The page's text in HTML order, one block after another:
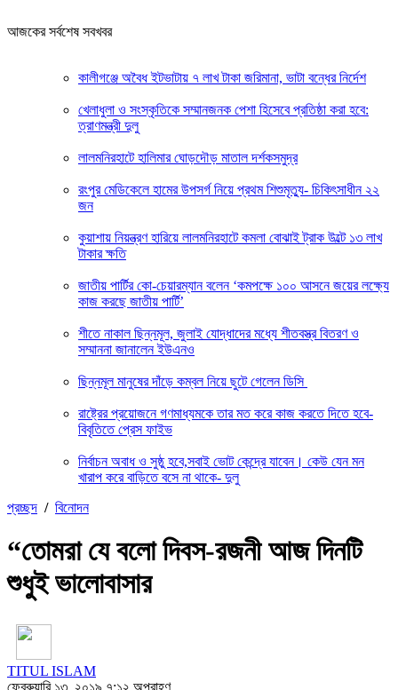
আজকের সর্বশেষ সবখবর
কালীগঞ্জে অবৈধ ইটভাটায় ৭ লাখ টাকা জরিমানা, ভাটা বন্ধের নির্দেশ
খেলাধুলা ও সংস্কৃতিকে সম্মানজনক পেশা হিসেবে প্রতিষ্ঠা করা হবে:
ত্রাণমন্ত্রী দুলু
লালমনিরহাটে হালিমার ঘোড়দৌড় মাতাল দর্শকসমুদ্র
রংপুর মেডিকেলে হামের উপসর্গ নিয়ে প্রথম শিশুমৃত্যু- চিকিৎসাধীন ২২
জন
কুয়াশায় নিয়ন্ত্রণ হারিয়ে লালমনিরহাটে কমলা বোঝাই ট্রাক উল্টে ১৩ লাখ
টাকার ক্ষতি
জাতীয় পার্টির কো-চেয়ারম্যান বলেন ‘কমপক্ষে ১০০ আসনে জয়ের লক্ষ্যে
কাজ করছে জাতীয় পার্টি’
শীতে নাকাল ছিন্নমূল, জুলাই যোদ্ধাদের মধ্যে শীতবস্ত্র বিতরণ ও
সম্মাননা জানালেন ইউএনও
ছিন্নমূল মানুষের দাঁড়ে কম্বল নিয়ে ছুটে গেলেন ডিসি
রাষ্ট্রের প্রয়োজনে গণমাধ্যমকে তার মত করে কাজ করতে দিতে হবে-
বিবৃতিতে প্রেস ফাইভ
নির্বাচন অবাধ ও সুষ্ঠু হবে,সবাই ভোট কেন্দ্রে যাবেন। কেউ যেন মন
খারাপ করে বাড়িতে বসে না থাকে- দুলু
প্রচ্ছদ / বিনোদন
“তোমরা যে বলো দিবস-রজনী আজ দিনটি
শুধুই ভালোবাসার
TITUL ISLAM
ফেব্রুয়ারি ১৩, ২০১৯ ৭:১২ অপরাহ্ণ